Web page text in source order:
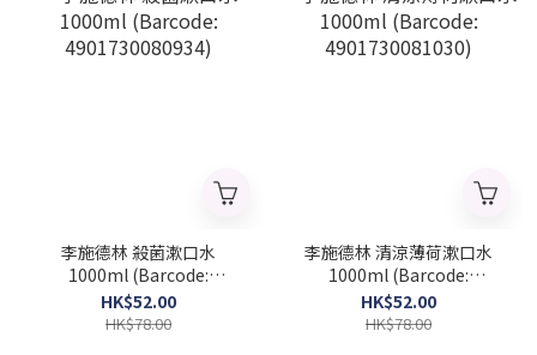
李施德林 殺菌漱口水
1000ml (Barcode:
4901730080934)
HK$52.00
HK$78.00
李施德林 清涼薄荷漱口水
1000ml (Barcode:
4901730081030)
HK$52.00
HK$78.00